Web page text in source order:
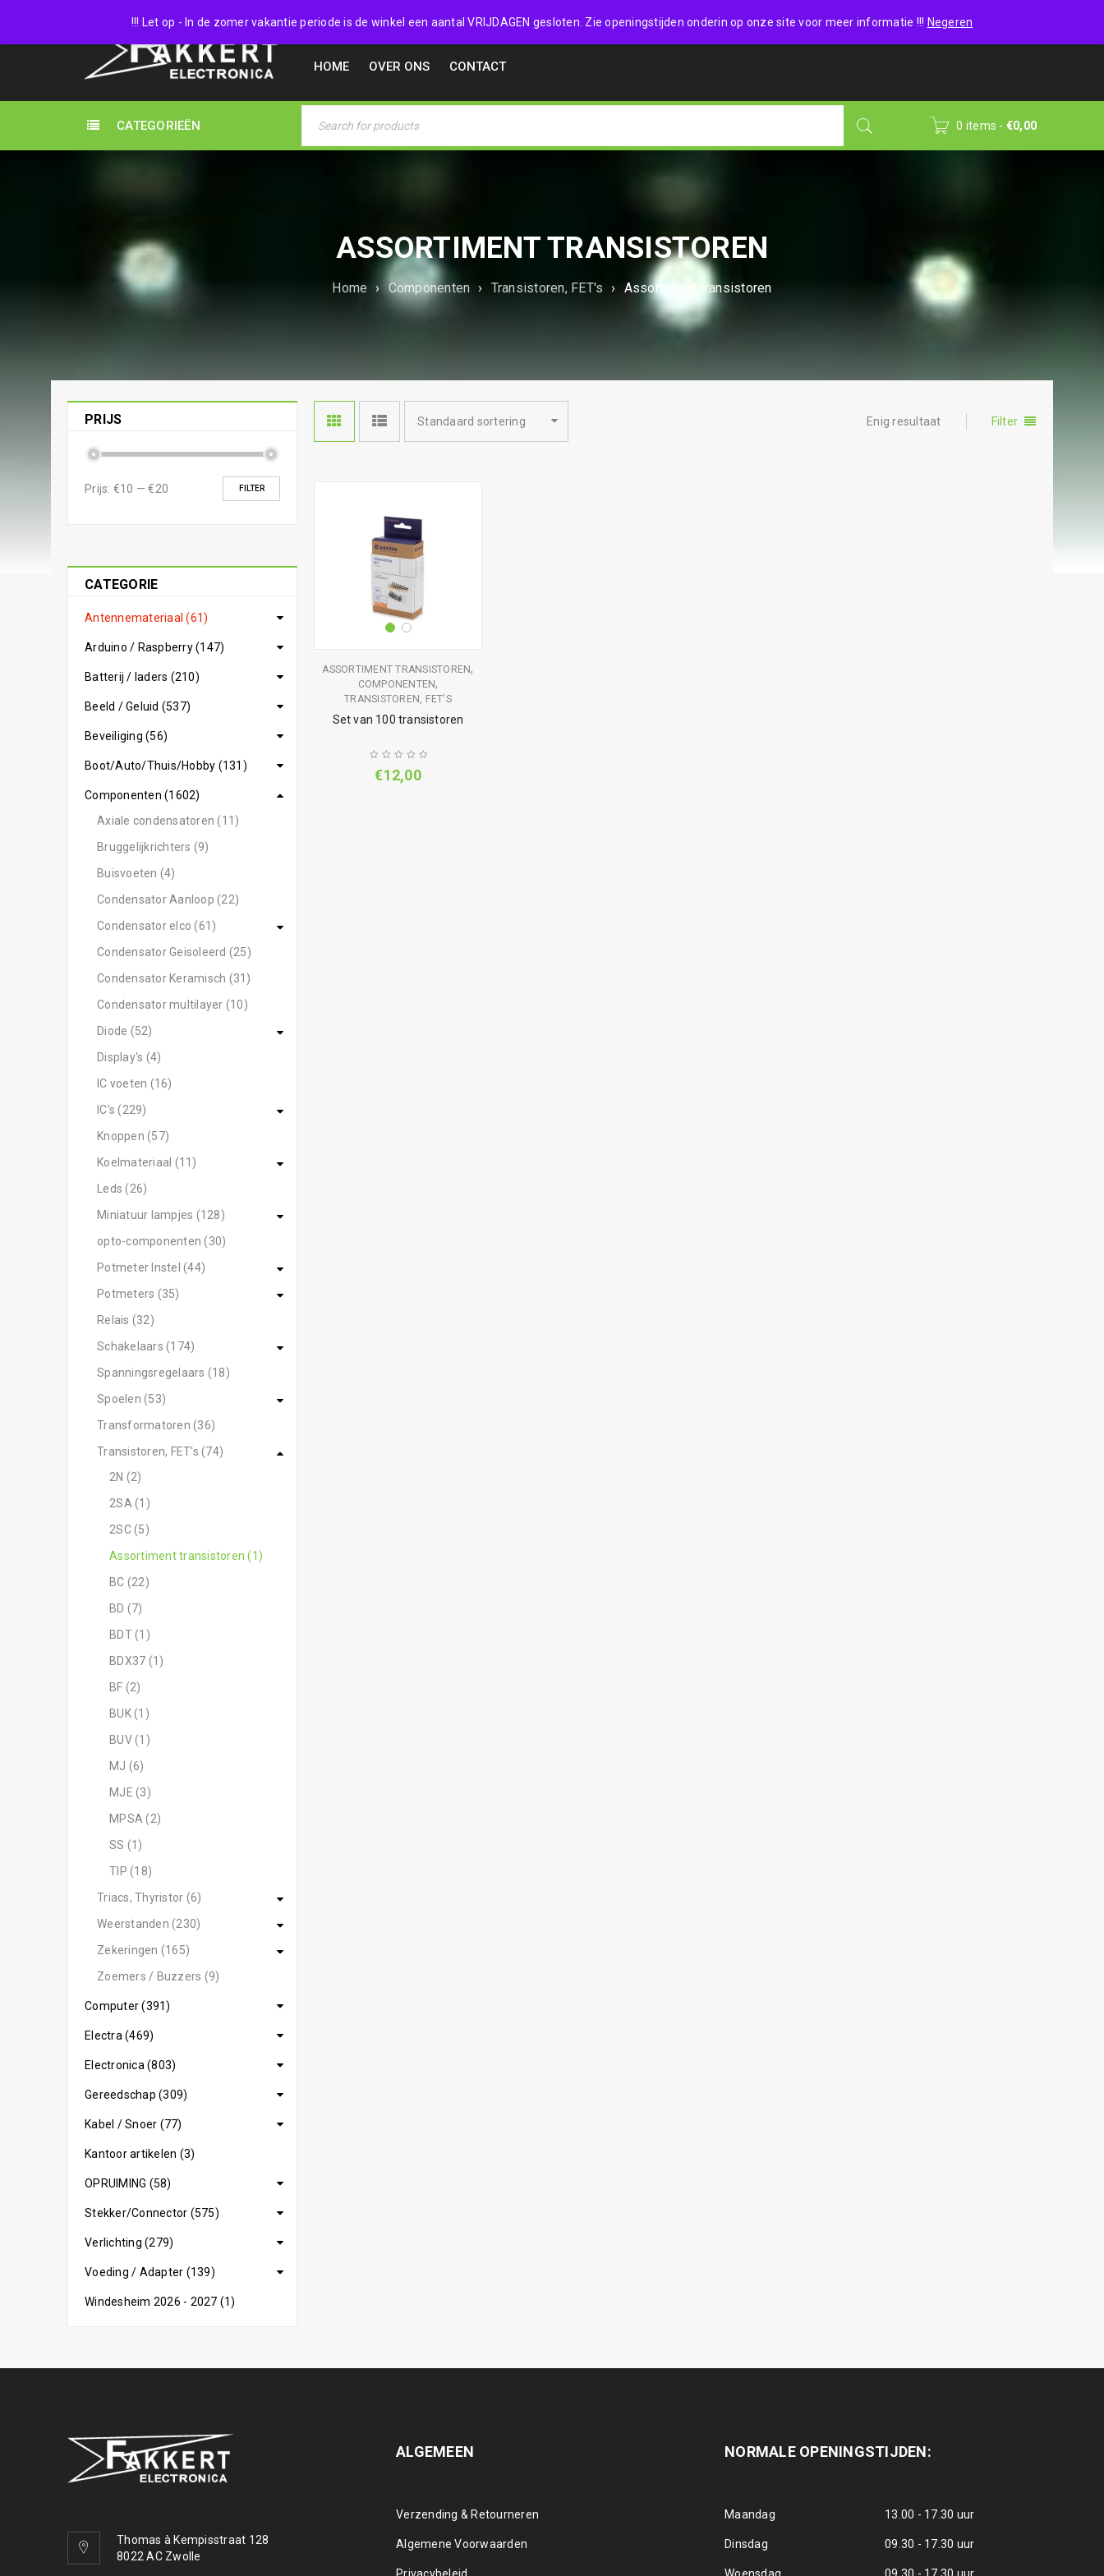
!!! Let op - In de zomer vakantie periode is de winkel een aantal VRIJDAGEN gesloten. Zie openingstijden onderin op onze site voor meer informatie !!! Negeren
038 4532357 Wishlist (0)
HOME OVER ONS CONTACT
CATEGORIEËN 0 items - €0,00
ASSORTIMENT TRANSISTOREN
Home › Componenten › Transistoren, FET's › Assortiment transistoren
PRIJS
FILTER
Prijs: €10 —€20
CATEGORIE
Antennemateriaal (61)
Arduino / Raspberry (147)
Batterij / laders (210)
Beeld / Geluid (537)
Beveiliging (56)
Boot/Auto/Thuis/Hobby (131)
Componenten (1602)
Axiale condensatoren (11)
Bruggelijkrichters (9)
Buisvoeten (4)
Condensator Aanloop (22)
Condensator elco (61)
Condensator Geisoleerd (25)
Condensator Keramisch (31)
Condensator multilayer (10)
Diode (52)
Display's (4)
IC voeten (16)
IC's (229)
Knoppen (57)
Koelmateriaal (11)
Leds (26)
Miniatuur lampjes (128)
opto-componenten (30)
Potmeter Instel (44)
Potmeters (35)
Relais (32)
Schakelaars (174)
Spanningsregelaars (18)
Spoelen (53)
Transformatoren (36)
Transistoren, FET's (74)
2N (2)
2SA (1)
2SC (5)
Assortiment transistoren (1)
BC (22)
BD (7)
BDT (1)
BDX37 (1)
BF (2)
BUK (1)
BUV (1)
MJ (6)
MJE (3)
MPSA (2)
SS (1)
TIP (18)
Triacs, Thyristor (6)
Weerstanden (230)
Zekeringen (165)
Zoemers / Buzzers (9)
Computer (391)
Electra (469)
Electronica (803)
Gereedschap (309)
Kabel / Snoer (77)
Kantoor artikelen (3)
OPRUIMING (58)
Stekker/Connector (575)
Verlichting (279)
Voeding / Adapter (139)
Windesheim 2026 - 2027 (1)
Filter
Enig resultaat
Standaard sortering
ASSORTIMENT TRANSISTOREN,
COMPONENTEN,
TRANSISTOREN, FET'S
Set van 100 transistoren
€12,00
Thomas à Kempisstraat 128
8022 AC Zwolle
ALGEMEEN
Verzending & Retourneren
Algemene Voorwaarden
NORMALE OPENINGSTIJDEN:
Maandag 13.00 - 17.30 uur
Dinsdag 09.30 - 17.30 uur